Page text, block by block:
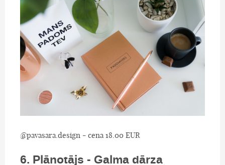
@pavasara.design - cena 18.00 EUR
6. Plānotājs - Galma dārza